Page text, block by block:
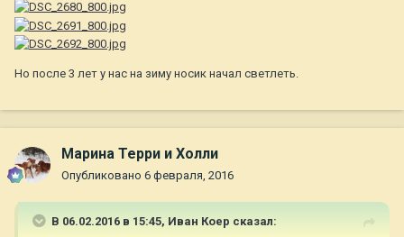
Но после 3 лет у нас на зиму носик начал светлеть.
Марина Терри и Холли
Опубликовано 6 февраля, 2016
В 06.02.2016 в 15:45, Иван Коер сказал: